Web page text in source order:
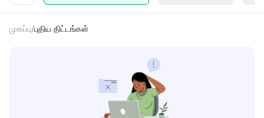
முகப்பு/புதிய திட்டங்கள்